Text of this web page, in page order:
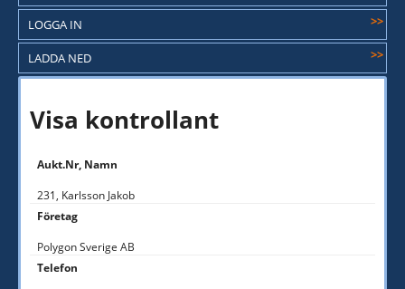
LOGGA IN >>
LADDA NED >>
Visa kontrollant
Aukt.Nr, Namn
231, Karlsson Jakob
Företag
Polygon Sverige AB
Telefon